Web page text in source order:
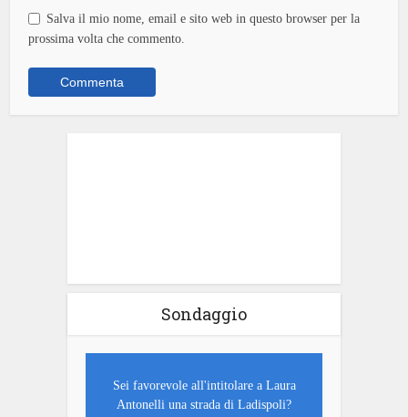
Salva il mio nome, email e sito web in questo browser per la
prossima volta che commento.
Sondaggio
Sei favorevole all'intitolare a Laura
Antonelli una strada di Ladispoli?